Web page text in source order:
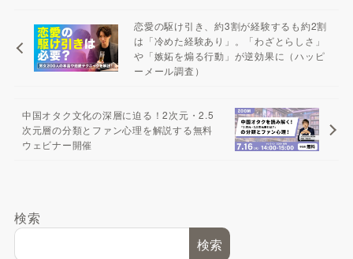
恋愛の駆け引き、約3割が経験するも約2割
は「冷めた経験あり」。「わざとらしさ」
や「嫉妬を煽る行動」が逆効果に（ハッピ
ーメール調査）
中国オタク文化の深層に迫る！2次元・2.5
次元層の分類とファン心理を解説する無料
ウェビナー開催
検索
検索